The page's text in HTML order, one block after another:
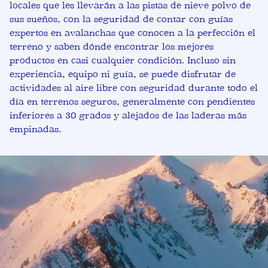
locales que les llevarán a las pistas de nieve polvo de
sus sueños, con la seguridad de contar con guías
expertos en avalanchas que conocen a la perfección el
terreno y saben dónde encontrar los mejores
productos en casi cualquier condición. Incluso sin
experiencia, equipo ni guía, se puede disfrutar de
actividades al aire libre con seguridad durante todo el
día en terrenos seguros, generalmente con pendientes
inferiores a 30 grados y alejados de las laderas más
empinadas.